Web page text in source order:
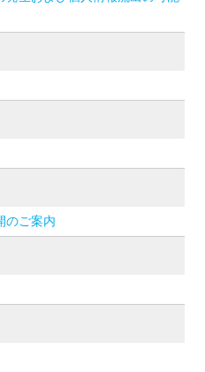
のご案内